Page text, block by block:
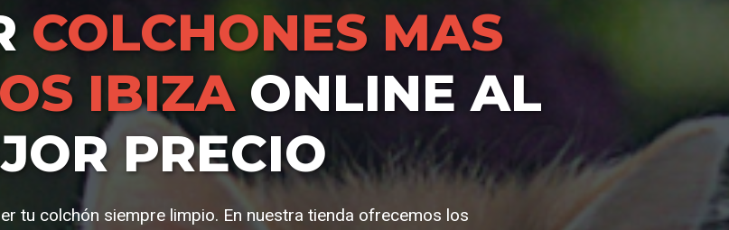
COLCHONES MAS
IBIZAONLINE AL
PRECIO
tu colchón siempre limpio. En nuestra tienda ofrecemos los